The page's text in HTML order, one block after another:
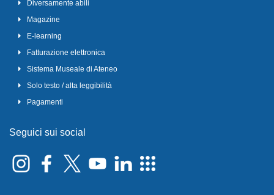
Diversamente abili
Magazine
E-learning
Fatturazione elettronica
Sistema Museale di Ateneo
Solo testo / alta leggibilità
Pagamenti
Seguici sui social